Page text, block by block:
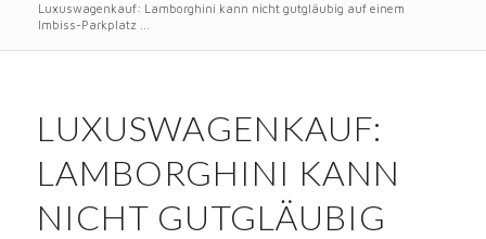
Luxuswagenkauf: Lamborghini kann nicht gutgläubig auf einem
Imbiss-Parkplatz ...
LUXUSWAGENKAUF:
LAMBORGHINI KANN
NICHT GUTGLÄUBIG